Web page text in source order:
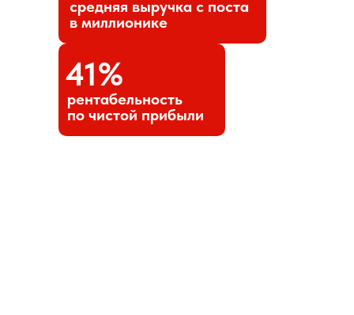
средняя выручка с поста
в миллионике
рентабельность
по чистой прибыли
41%